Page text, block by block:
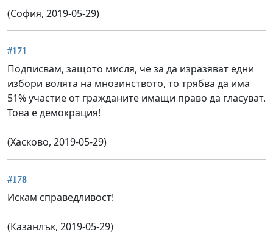
(София, 2019-05-29)
#171
Подписвам, защото мисля, че за да изразяват едни
избори волята на мнозинството, то трябва да има
51% участие от гражданите имащи право да гласуват.
Това е демокрация!
(Хасково, 2019-05-29)
#178
Искам справедливост!
(Казанлък, 2019-05-29)